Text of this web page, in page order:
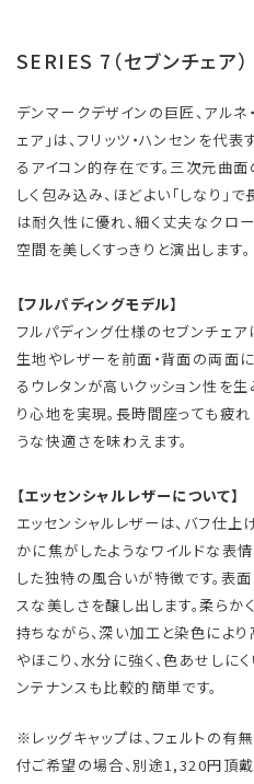
SERIES 7（セブンチェア）
デンマークデザインの巨匠、アルネ
ェア」は、フリッツ・ハンセンを代
るアイコン的存在です。三次元曲
しく包み込み、ほどよい「しなり」
は耐久性に優れ、細く丈夫なクロ
空間を美しくすっきりと演出します。
【フルパディングモデル】
フルパディング仕様のセブンチェア
生地やレザーを前面・背面の両面
るウレタンが高いクッション性を
り心地を実現。長時間座っても疲れ
うな快適さを味わえます。
【エッセンシャルレザーについて】
エッセンシャルレザーは、バフ仕
かに焦がしたようなワイルドな表
した独特の風合いが特徴です。表
スな美しさを醸し出します。柔ら
持ちながら、深い加工と染色によ
やほこり、水分に強く、色あせしに
ンテナンスも比較的簡単です。
※レッグキャップは、フェルトの有
付ご希望の場合、別途1,320円頂戴